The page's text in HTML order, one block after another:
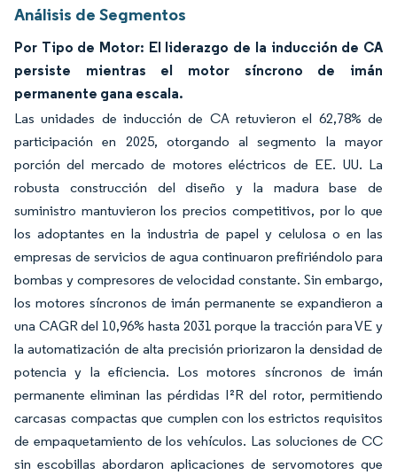
Análisis de Segmentos
Por Tipo de Motor: El liderazgo de la inducción de CA
persiste mientras el motor síncrono de imán
permanente gana escala.
Las unidades de inducción de CA retuvieron el 62,78% de
participación en 2025, otorgando al segmento la mayor
porción del mercado de motores eléctricos de EE. UU. La
robusta construcción del diseño y la madura base de
suministro mantuvieron los precios competitivos, por lo que
los adoptantes en la industria de papel y celulosa o en las
empresas de servicios de agua continuaron prefiriéndolo para
bombas y compresores de velocidad constante. Sin embargo,
los motores síncronos de imán permanente se expandieron a
una CAGR del 10,96% hasta 2031 porque la tracción para VE y
la automatización de alta precisión priorizaron la densidad de
potencia y la eficiencia. Los motores síncronos de imán
permanente eliminan las pérdidas I²R del rotor, permitiendo
carcasas compactas que cumplen con los estrictos requisitos
de empaquetamiento de los vehículos. Las soluciones de CC
sin escobillas abordaron aplicaciones de servomotores que